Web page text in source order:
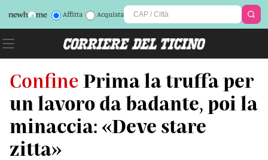
Affitta Acquista
Confine Prima la truffa per
un lavoro da badante, poi la
minaccia: «Deve stare
zitta»